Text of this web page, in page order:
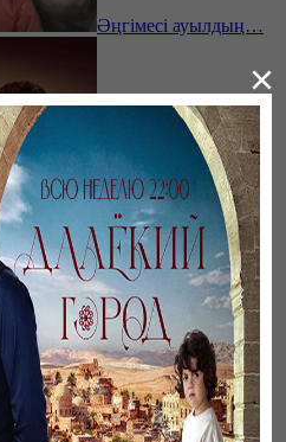
Әңгімесі ауылдың…
Ветреный
×